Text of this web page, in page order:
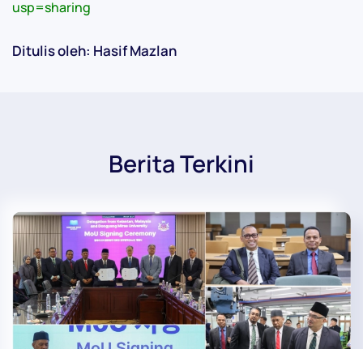
usp=sharing
Ditulis oleh: Hasif Mazlan
Berita Terkini